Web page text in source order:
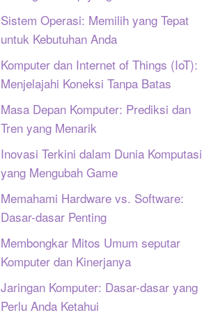
Sistem Operasi: Memilih yang Tepat
untuk Kebutuhan Anda
Komputer dan Internet of Things (IoT):
Menjelajahi Koneksi Tanpa Batas
Masa Depan Komputer: Prediksi dan
Tren yang Menarik
Inovasi Terkini dalam Dunia Komputasi
yang Mengubah Game
Memahami Hardware vs. Software:
Dasar-dasar Penting
Membongkar Mitos Umum seputar
Komputer dan Kinerjanya
Jaringan Komputer: Dasar-dasar yang
Perlu Anda Ketahui